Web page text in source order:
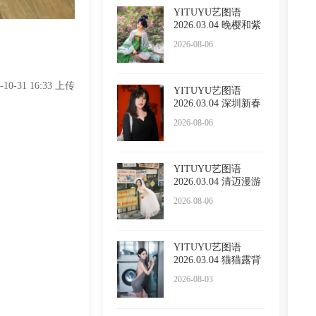
YITUYU艺图语
2026.03.04 晚樱和紫
2026-08-06
YITUYU艺图语
2026.03.04 深圳新春
2026-08-06
YITUYU艺图语
2026.03.04 清迈漫游
2026-08-06
YITUYU艺图语
2026.03.04 猫猫露背
2026-08-03
10-31 16:33 上传